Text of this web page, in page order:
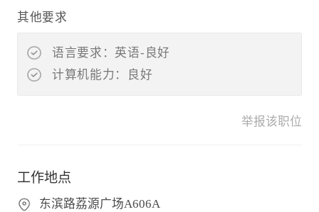
其他要求
语言要求：英语-良好
计算机能力：良好
举报该职位
工作地点
东滨路荔源广场A606A